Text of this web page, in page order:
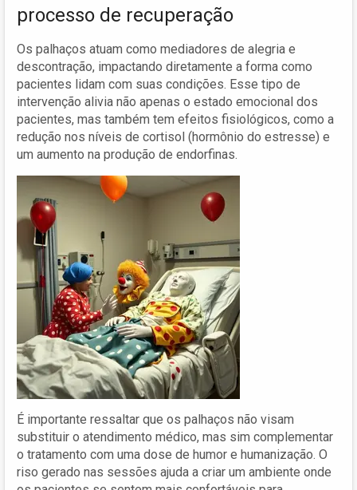
processo de recuperação
Os palhaços atuam como mediadores de alegria e
descontração, impactando diretamente a forma como
pacientes lidam com suas condições. Esse tipo de
intervenção alivia não apenas o estado emocional dos
pacientes, mas também tem efeitos fisiológicos, como a
redução nos níveis de cortisol (hormônio do estresse) e
um aumento na produção de endorfinas.
É importante ressaltar que os palhaços não visam
substituir o atendimento médico, mas sim complementar
o tratamento com uma dose de humor e humanização. O
riso gerado nas sessões ajuda a criar um ambiente onde